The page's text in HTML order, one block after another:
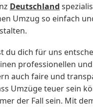
Deutschland
Umzug so einfach
du dich für uns
professionellen
auch faire und
Umzüge teuer sein
der Fall sein. Mit